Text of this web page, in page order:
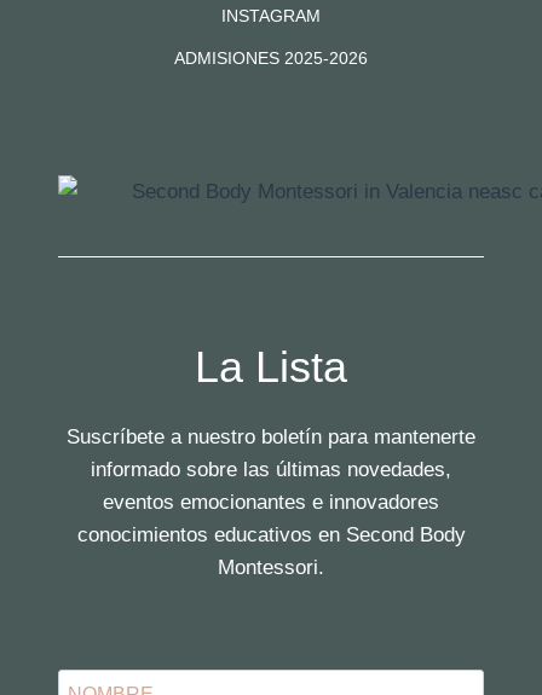
INSTAGRAM
ADMISIONES 2025-2026
La Lista
Suscríbete a nuestro boletín para mantenerte
informado sobre las últimas novedades,
eventos emocionantes e innovadores
conocimientos educativos en Second Body
Montessori.